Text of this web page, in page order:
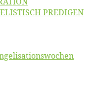
PREDIGEN